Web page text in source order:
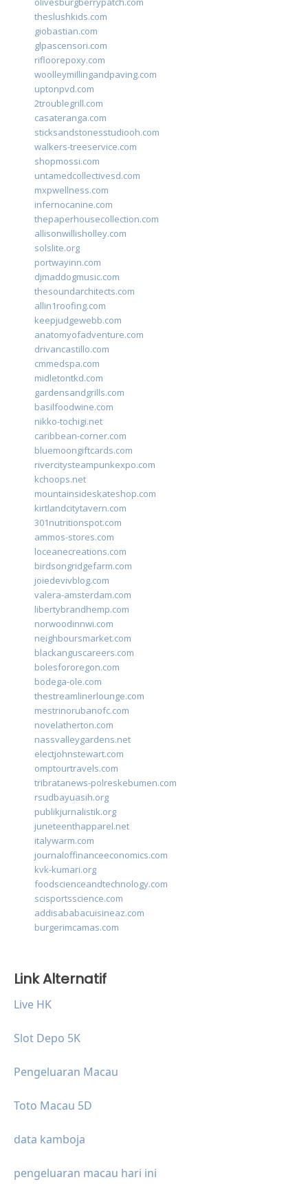
theslushkids.com
giobastian.com
glpascensori.com
rifloorepoxy.com
woolleymillingandpaving.com
uptonpvd.com
2troublegrill.com
casateranga.com
sticksandstonesstudiooh.com
walkers-treeservice.com
shopmossi.com
untamedcollectivesd.com
mxpwellness.com
infernocanine.com
thepaperhousecollection.com
allisonwillisholley.com
solslite.org
portwayinn.com
djmaddogmusic.com
thesoundarchitects.com
allin1roofing.com
keepjudgewebb.com
anatomyofadventure.com
drivancastillo.com
cmmedspa.com
midletontkd.com
gardensandgrills.com
basilfoodwine.com
nikko-tochigi.net
caribbean-corner.com
bluemoongiftcards.com
rivercitysteampunkexpo.com
kchoops.net
mountainsideskateshop.com
kirtlandcitytavern.com
301nutritionspot.com
ammos-stores.com
loceanecreations.com
birdsongridgefarm.com
joiedevivblog.com
valera-amsterdam.com
libertybrandhemp.com
norwoodinnwi.com
neighboursmarket.com
blackanguscareers.com
bolesfororegon.com
bodega-ole.com
thestreamlinerlounge.com
mestrinorubanofc.com
novelatherton.com
nassvalleygardens.net
electjohnstewart.com
omptourtravels.com
tribratanews-polreskebumen.com
rsudbayuasih.org
publikjurnalistik.org
juneteenthapparel.net
italywarm.com
journaloffinanceeconomics.com
kvk-kumari.org
foodscienceandtechnology.com
scisportsscience.com
addisababacuisineaz.com
burgerimcamas.com
Link Alternatif
Live HK
Slot Depo 5K
Pengeluaran Macau
Toto Macau 5D
data kamboja
pengeluaran macau hari ini